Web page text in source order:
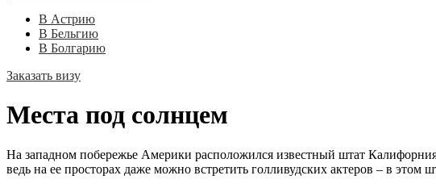
В Астрию
В Бельгию
В Болгарию
Заказать визу
Места под солнцем
На западном побережье Америки расположился известный штат
ведь на ее просторах даже можно встретить голливудских актеров – в этом